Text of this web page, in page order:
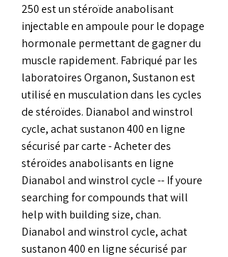
250 est un stéroïde anabolisant
injectable en ampoule pour le dopage
hormonale permettant de gagner du
muscle rapidement. Fabriqué par les
laboratoires Organon, Sustanon est
utilisé en musculation dans les cycles
de stéroïdes. Dianabol and winstrol
cycle, achat sustanon 400 en ligne
sécurisé par carte - Acheter des
stéroïdes anabolisants en ligne
Dianabol and winstrol cycle -- If youre
searching for compounds that will
help with building size, chan.
Dianabol and winstrol cycle, achat
sustanon 400 en ligne sécurisé par